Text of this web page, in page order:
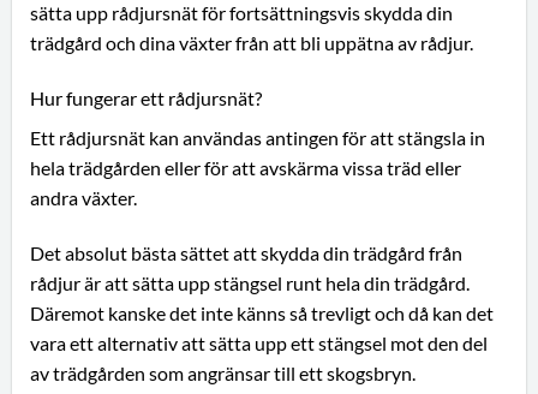
sätta upp rådjursnät för fortsättningsvis skydda din
trädgård och dina växter från att bli uppätna av rådjur.
Hur fungerar ett rådjursnät?
Ett rådjursnät kan användas antingen för att stängsla in
hela trädgården eller för att avskärma vissa träd eller
andra växter.
Det absolut bästa sättet att skydda din trädgård från
rådjur är att sätta upp stängsel runt hela din trädgård.
Däremot kanske det inte känns så trevligt och då kan det
vara ett alternativ att sätta upp ett stängsel mot den del
av trädgården som angränsar till ett skogsbryn.